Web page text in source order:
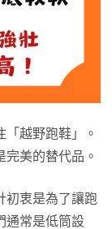
越野跑鞋」。
美的替代品。
初衷是為了讓跑
通常是低筒設